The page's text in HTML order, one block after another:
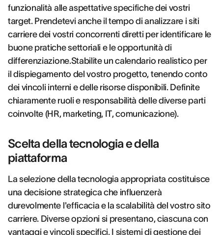
funzionalità alle aspettative specifiche dei vostri
target. Prendetevi anche il tempo di analizzare i siti
carriere dei vostri concorrenti diretti per identificare le
buone pratiche settoriali e le opportunità di
differenziazione.Stabilite un calendario realistico per
il dispiegamento del vostro progetto, tenendo conto
dei vincoli interni e delle risorse disponibili. Definite
chiaramente ruoli e responsabilità delle diverse parti
coinvolte (HR, marketing, IT, comunicazione).
Scelta della tecnologia e della
piattaforma
La selezione della tecnologia appropriata costituisce
una decisione strategica che influenzerà
durevolmente l'efficacia e la scalabilità del vostro sito
carriere. Diverse opzioni si presentano, ciascuna con
vantaggi e vincoli specifici. I sistemi di gestione dei